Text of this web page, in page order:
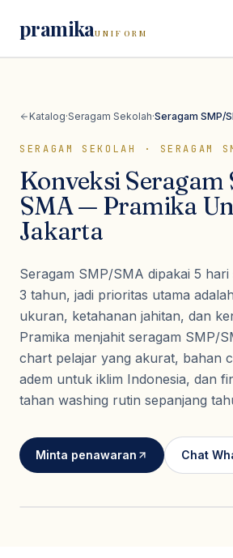
pramikaUNIFORM
Katalog
Seragam Kerja
Lihat semuaseragam kerja
Kemeja PDH
Kemeja PDL
Kaos
Jaket Kerja
Rompi
Seragam Security & Satpam
Seragam Safety
Lihat semua
Wearpack Pertamina & Migas
Wearpack Mekanik & Otomotif
Jaket Safety
Rompi Safety
Kaos Safety
Seragam Sekolah
Seragam SD
Seragam SMP/SMA
Pramuka
Olahraga
Almamater
Konsultasi
Katalog·Seragam Sekolah·Seragam SMP/
SERAGAM SEKOLAH · SERAGAM
Konveksi Seragam
SMA — Pramika
Jakarta
Seragam SMP/SMA dipakai 5 hari
3 tahun, jadi prioritas utama
ukuran, ketahanan jahitan, dan
Pramika menjahit seragam SMP/
chart pelajar yang akurat, bahan
adem untuk iklim Indonesia, dan
tahan washing rutin sepanjang
Minta penawaran Chat